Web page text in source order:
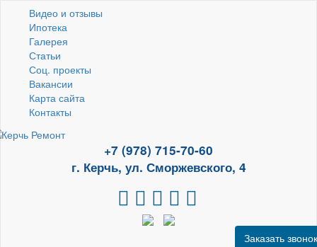
Видео и отзывы
Ипотека
Галерея
Статьи
Соц. проекты
Вакансии
Карта сайта
Контакты
+7 (978) 715-70-60
г. Керчь, ул. Сморжевского, 4
Заказать звонок